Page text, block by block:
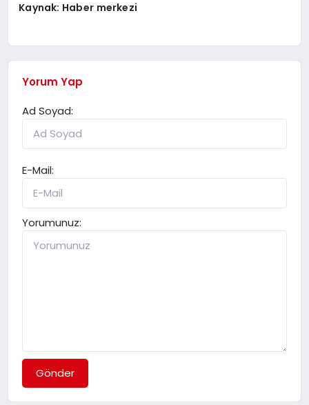
Kaynak: Haber merkezi
Yorum Yap
Ad Soyad:
E-Mail:
Yorumunuz:
Gönder